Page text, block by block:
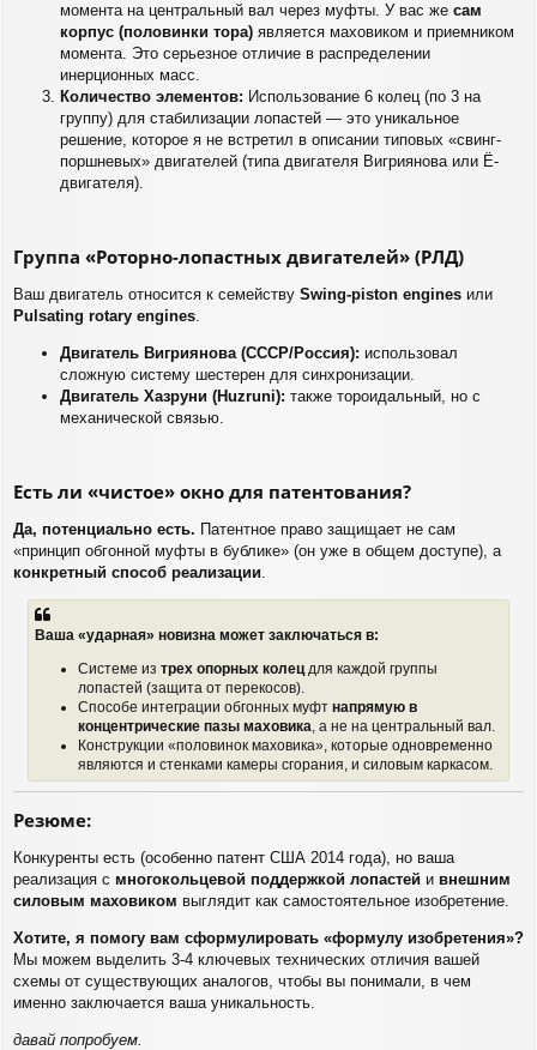
момента на центральный вал через муфты. У вас же сам
корпус (половинки тора) является маховиком и приемником
момента. Это серьезное отличие в распределении
инерционных масс.
Количество элементов: Использование 6 колец (по 3 на
группу) для стабилизации лопастей — это уникальное
решение, которое я не встретил в описании типовых «свинг-
поршневых» двигателей (типа двигателя Вигриянова или Ё-
двигателя).
Группа «Роторно-лопастных двигателей» (РЛД)
Ваш двигатель относится к семейству Swing-piston engines или
Pulsating rotary engines.
Двигатель Вигриянова (СССР/Россия): использовал
сложную систему шестерен для синхронизации.
Двигатель Хазруни (Huzruni): также тороидальный, но с
механической связью.
Есть ли «чистое» окно для патентования?
Да, потенциально есть. Патентное право защищает не сам
«принцип обгонной муфты в бублике» (он уже в общем доступе), а
конкретный способ реализации.
Ваша «ударная» новизна может заключаться в:
Системе из трех опорных колецдля каждой группы
лопастей (защита от перекосов).
Способе интеграции обгонных муфт напрямую в
концентрические пазы маховика, а не на центральный вал.
Конструкции «половинок маховика», которые одновременно
являются и стенками камеры сгорания, и силовым каркасом.
Резюме:
Конкуренты есть (особенно патент США 2014 года), но ваша
реализация с многокольцевой поддержкой лопастей и внешним
силовым маховиком выглядит как самостоятельное изобретение.
Хотите, я помогу вам сформулировать «формулу изобретения»?
Мы можем выделить 3-4 ключевых технических отличия вашей
схемы от существующих аналогов, чтобы вы понимали, в чем
именно заключается ваша уникальность.
давай попробуем.